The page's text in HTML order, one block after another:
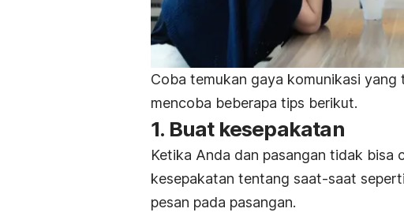
Coba temukan gaya komunikasi
mencoba beberapa tips berikut.
1. Buat kesepakatan
Ketika Anda dan pasangan tidak bisa
kesepakatan tentang saat-saat
pesan pada pasangan.